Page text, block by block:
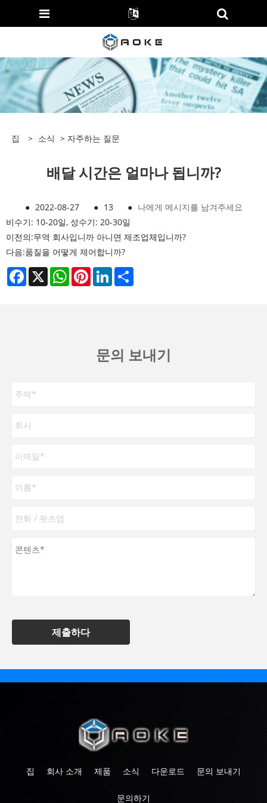
집 > 소식 > 자주하는 질문
배달 시간은 얼마나 됩니까?
● 2022-08-27 ● 13 ● 나에게 메시지를 남겨주세요
비수기: 10-20일, 성수기: 20-30일
이전의:무역 회사입니까 아니면 제조업체입니까?
다음:품질을 어떻게 제어합니까?
Facebook
X WhatsAppPinterestLinkedIn
문의 보내기
제출하다
집 회사 소개 제품 소식 다운로드 문의 보내기
문의하기